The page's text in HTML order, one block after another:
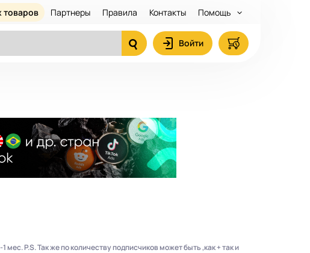
товаров Партнеры Правила Контакты Помощь
Войти
P.S. Так же по количеству подписчиков может быть ,как + так и